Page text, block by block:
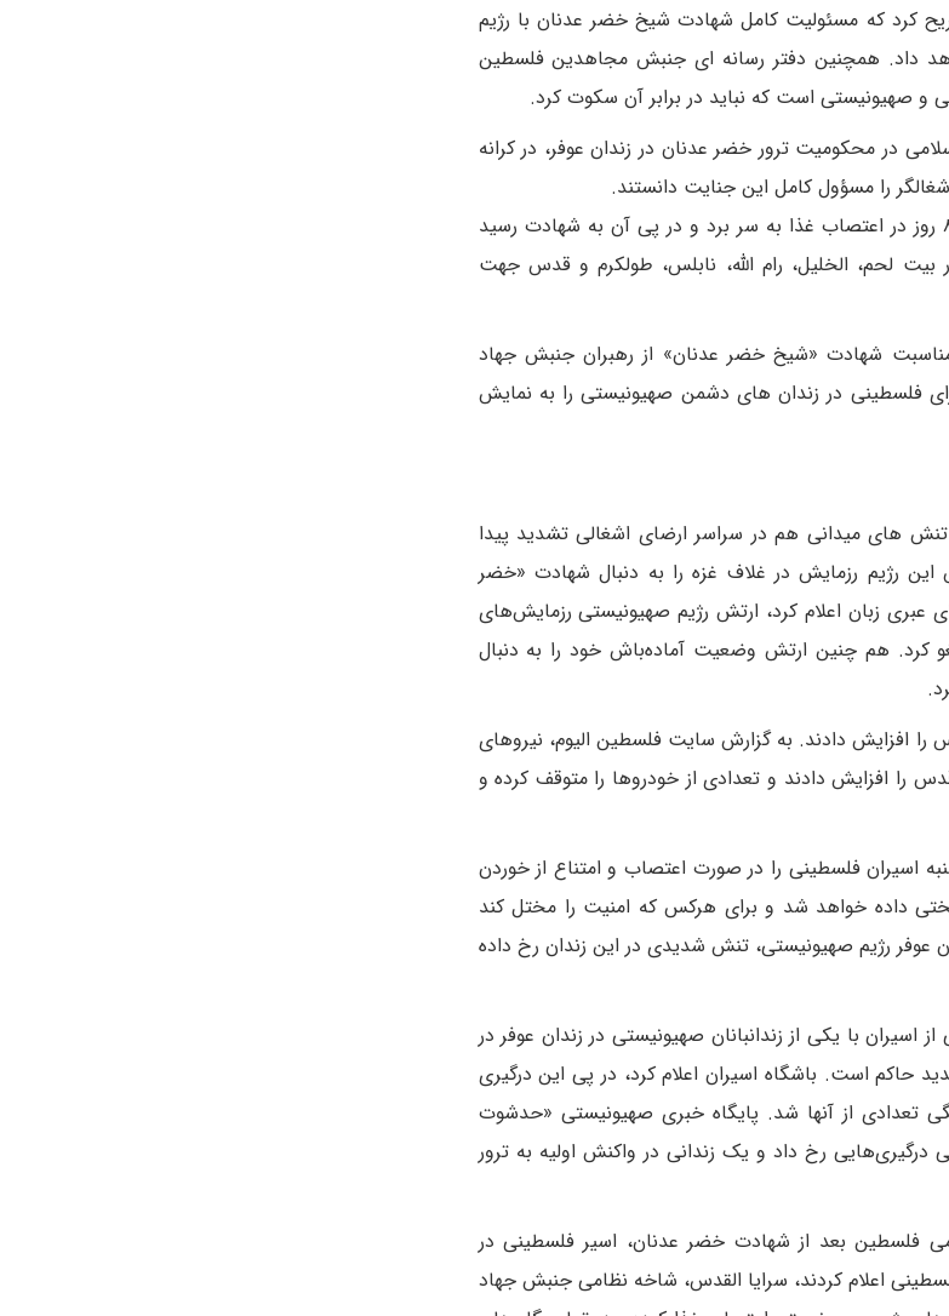
کرد که مسئولیت کامل شهادت شیخ خضر عدنان با رژیم
داد. همچنین دفتر رسانه ای جنبش مجاهدین فلسطین
صهیونیستی است که نباید در برابر آن سکوت کرد.
در محکومیت ترور خضر عدنان در زندان عوفر، در کرانه
را مسؤول کامل این جنایت دانستند.
چندین استان دیگر هم برای همبستگی با روح شهید خضر عدنان که ۸۷ روز در اعتصاب غذا به سر برد و در پی آن به شهادت رسید
لحم، الخلیل، رام الله، نابلس، طولکرم و قدس جهت
مناسبت شهادت «شیخ خضر عدنان» از رهبران جنبش جهاد
فلسطینی در زندان های دشمن صهیونیستی را به نمایش
های میدانی هم در سراسر ارضای اشغالی تشدید پیدا
رژیم رزمایش در غلاف غزه را به دنبال شهادت «خضر
عبری زبان اعلام کرد، ارتش رژیم صهیونیستی رزمایش‌های
کرد. هم چنین ارتش وضعیت آماده‌باش خود را به دنبال
افزایش دادند. به گزارش سایت فلسطین الیوم، نیروهای
افزایش دادند و تعدادی از خودروها را متوقف کرده و
اسیران فلسطینی را در صورت اعتصاب و امتناع از خوردن
داده خواهد شد و برای هرکس که امنیت را مختل کند
رژیم صهیونیستی، تنش شدیدی در این زندان رخ داده
با یکی از زندانبانان صهیونیستی در زندان عوفر در
حاکم است. باشگاه اسیران اعلام کرد، در پی این درگیری
تعدادی از آنها شد. پایگاه خبری صهیونیستی «حدشوت
رخ داد و یک زندانی در واکنش اولیه به ترور
فلسطین بعد از شهادت خضر عدنان، اسیر فلسطینی در
اعلام کردند، سرایا القدس، شاخه نظامی جنبش جهاد